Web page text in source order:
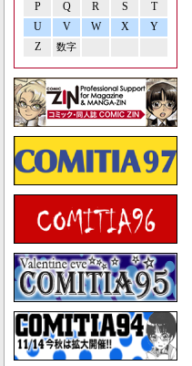
P Q R S
T
U
V W X
Y
Z
数字